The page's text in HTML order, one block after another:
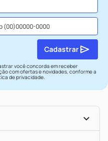
você concorda em receber
com ofertas e novidades, conforme a
de privacidade.
Cadastrar